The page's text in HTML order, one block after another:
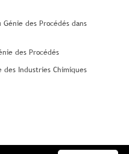
Génie des Procédés dans
des Procédés
des Industries Chimiques